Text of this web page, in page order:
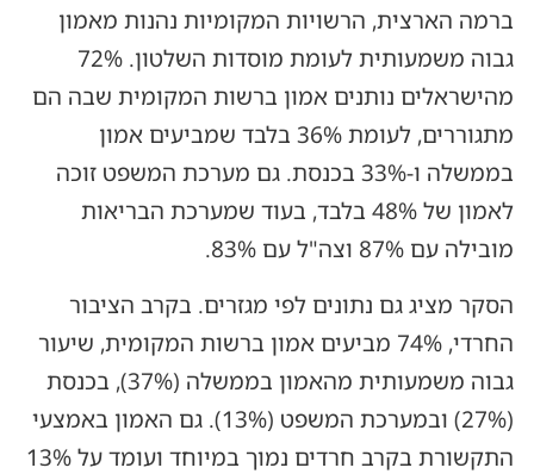
ברמה הארצית, הרשויות המקומיות נהנות מאמון
גבוה משמעותית לעומת מוסדות השלטון. 72%
מהישראלים נותנים אמון ברשות המקומית שבה הם
מתגוררים, לעומת 36% בלבד שמביעים אמון
בממשלה ו-33% בכנסת. גם מערכת המשפט זוכה
לאמון של 48% בלבד, בעוד שמערכת הבריאות
מובילה עם 87% וצה"ל עם 83%.
הסקר מציג גם נתונים לפי מגזרים. בקרב הציבור
החרדי, 74% מביעים אמון ברשות המקומית, שיעור
גבוה משמעותית מהאמון בממשלה (37%), בכנסת
(27%) ובמערכת המשפט (13%). גם האמון באמצעי
התקשורת בקרב חרדים נמוך במיוחד ועומד על 13%